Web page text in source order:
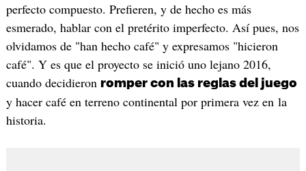
perfecto compuesto. Prefieren, y de hecho es más
esmerado, hablar con el pretérito imperfecto. Así pues, nos
olvidamos de "han hecho café" y expresamos "hicieron
café". Y es que el proyecto se inició uno lejano 2016,
cuando decidieron romper con las reglas del juego
y hacer café en terreno continental por primera vez en la
historia.